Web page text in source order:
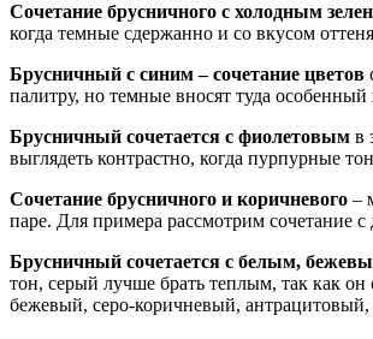
Сочетание брусничного с холодным
когда темные сдержанно и со вкусом
Брусничный с синим – сочетание цветов
палитру, но темные вносят туда
Брусничный сочетается с фиолетовым в
выглядеть контрастно, когда пурпурные
Сочетание брусничного и коричневого –
паре. Для примера рассмотрим
Брусничный сочетается с белым,
тон, серый лучше брать теплым, так как он
бежевый, серо-коричневый,